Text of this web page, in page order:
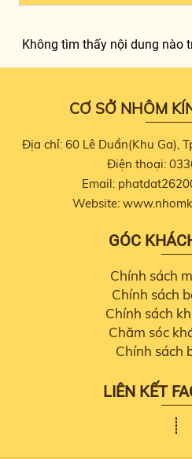
Không tìm thấy nội dung nào
CƠ SỞ NHÔM
Địa chỉ: 60 Lê Duẩn(Khu Ga),
Điện thoại:
Email:
Website:
GÓC
Chính sách
Chính sách
Chính sách
Chăm sóc
Chính sách
LIÊN KẾT